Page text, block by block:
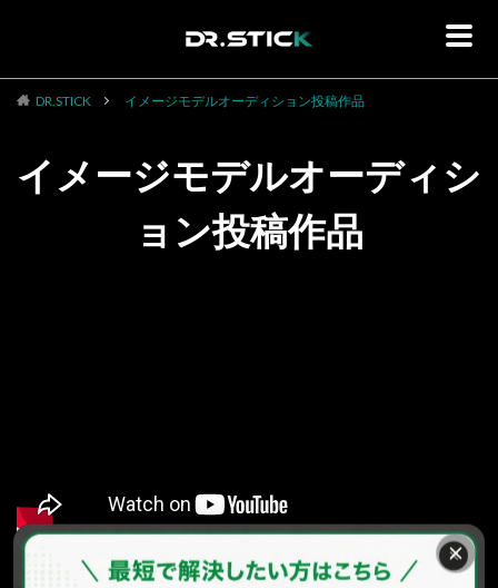
DR.STICK イメージモデルオーディション投稿作品
イメージモデルオーディシ
ョン投稿作品